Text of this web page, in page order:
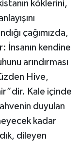
köklerini,
çağımızda,
İnsanın kendine
arındırması
Hive,
Kale içinde
duyulan
kadar
dileyen